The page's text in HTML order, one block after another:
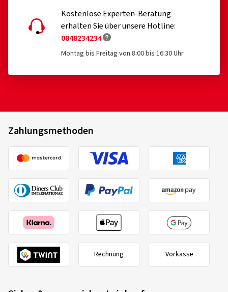
Kostenlose Experten-Beratung
erhalten Sie über unsere Hotline:
0848234234
Montag bis Freitag von 8:00 bis 16:30 Uhr
Zahlungsmethoden
Rechnung Vorkasse